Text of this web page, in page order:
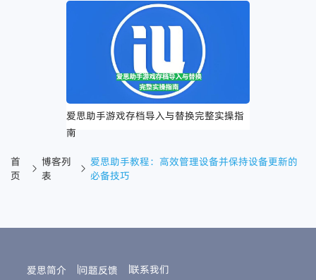
追踪的实用优势
爱思助手游戏存档导入与替换完整实操指
南
首
页
博客列
表
爱思助手教程：高效管理设备并保持设备更新的
必备技巧
爱思简介 问题反馈 联系我们